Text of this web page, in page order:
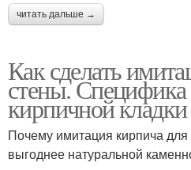
читать дальше →
Как сделать
стены.
кирпичной кладки
Почему имитация кирпича для
выгоднее натуральной